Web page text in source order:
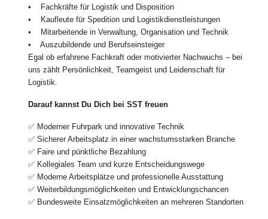
• Fachkräfte für Logistik und Disposition
• Kaufleute für Spedition und Logistikdienstleistungen
• Mitarbeitende in Verwaltung, Organisation und Technik
• Auszubildende und Berufseinsteiger
Egal ob erfahrene Fachkraft oder motivierter Nachwuchs – bei
uns zählt Persönlichkeit, Teamgeist und Leidenschaft für
Logistik.
Darauf kannst Du Dich bei SST freuen
✅ Moderner Fuhrpark und innovative Technik
✅ Sicherer Arbeitsplatz in einer wachstumsstarken Branche
✅ Faire und pünktliche Bezahlung
✅ Kollegiales Team und kurze Entscheidungswege
✅ Moderne Arbeitsplätze und professionelle Ausstattung
✅ Weiterbildungsmöglichkeiten und Entwicklungschancen
✅ Bundesweite Einsatzmöglichkeiten an mehreren Standorten